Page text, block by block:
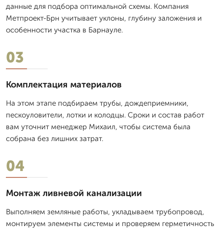
данные для подбора оптимальной схемы. Компания
Метпроект-Брн учитывает уклоны, глубину заложения и
особенности участка в Барнауле.
03
Комплектация материалов
На этом этапе подбираем трубы, дождеприемники,
пескоуловители, лотки и колодцы. Сроки и состав работ
вам уточнит менеджер Михаил, чтобы система была
собрана без лишних затрат.
04
Монтаж ливневой канализации
Выполняем земляные работы, укладываем трубопровод,
монтируем элементы системы и проверяем герметичность